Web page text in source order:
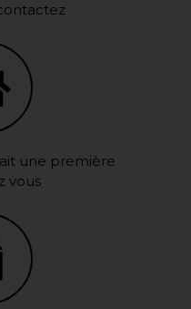
une première
vous